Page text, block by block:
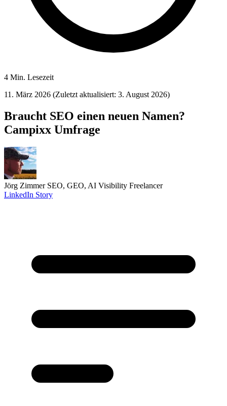
4 Min. Lesezeit
11. März 2026 (Zuletzt aktualisiert: 3. August 2026)
Braucht SEO einen neuen Namen?
Campixx Umfrage
Jörg Zimmer SEO, GEO, AI Visibility Freelancer
LinkedIn Story